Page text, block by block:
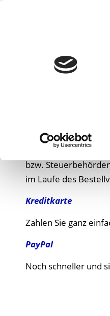
gewählten
anfallender
bzw.
im Laufe des
Kreditkarte
Zahlen Sie ganz
PayPal
Noch schneller und